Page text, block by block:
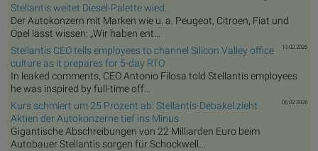
Stellantis weitet Diesel-Palette wied...
Der Autokonzern mit Marken wie u. a. Peugeot, Citroen, Fiat und
Opel lässt wissen: „Wir haben ent...
10.02.2026
Stellantis CEO tells employees to channel Silicon Valley office
culture as it prepares for 5-day RTO
In leaked comments, CEO Antonio Filosa told Stellantis employees
he was inspired by full-time off...
06.02.2026
Kurs schmiert um 25 Prozent ab: Stellantis-Debakel zieht
Aktien der Autokonzerne tief ins Minus
Gigantische Abschreibungen von 22 Milliarden Euro beim
Autobauer Stellantis sorgen für Schockwell...